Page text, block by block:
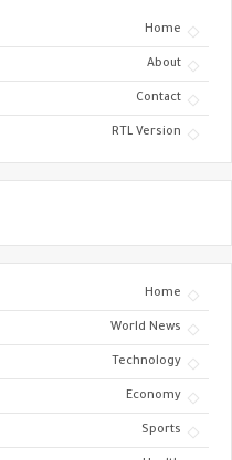
Home
About
Contact
RTL Version
Home
World News
Technology
Economy
Sports